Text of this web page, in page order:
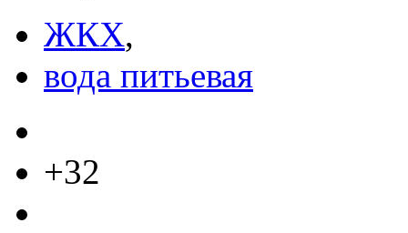
ЖКХ,
вода питьевая
+32